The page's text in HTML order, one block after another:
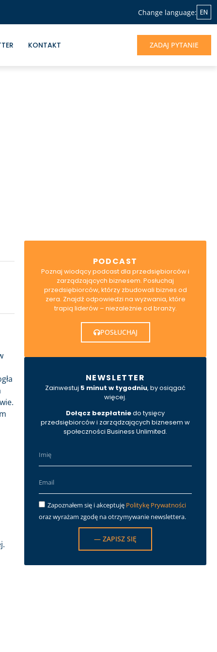
Change language: EN
KONTAKT ZADAJ PYTANIE
PODCAST
Poznaj wiodący podcast dla przedsiębiorców i
zarządzających biznesem. Posłuchaj
przedsiębiorców, którzy zbudowali biznes od
zera. Znajdź odpowiedzi na wyzwania, które
trapią liderów – niezależnie od branży.
POSŁUCHAJ
NEWSLETTER
Zainwestuj 5 minut w tygodniu, by osiągać
więcej.
Dołącz bezpłatniedo tysięcy
przedsiębiorców i zarządzających biznesem w
społeczności Business Unlimited.
Zapoznałem się i akceptuję Politykę Prywatności
oraz wyrażam zgodę na otrzymywanie newslettera.
— ZAPISZ SIĘ